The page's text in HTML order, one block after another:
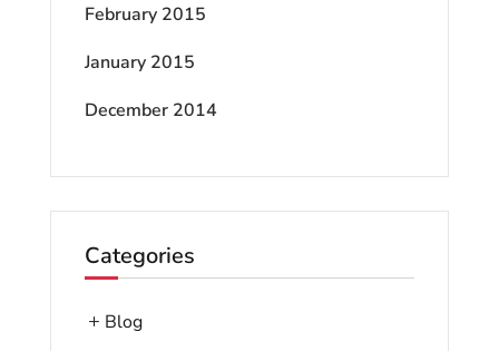
February 2015
January 2015
December 2014
Categories
Blog